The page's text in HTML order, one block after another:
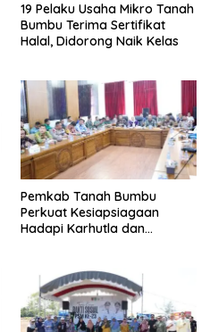
19 Pelaku Usaha Mikro Tanah
Bumbu Terima Sertifikat
Halal, Didorong Naik Kelas
Pemkab Tanah Bumbu
Perkuat Kesiapsiagaan
Hadapi Karhutla dan